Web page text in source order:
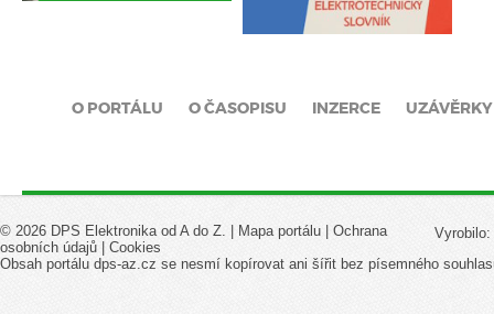
O PORTÁLU O ČASOPISU INZERCE UZÁVĚRKY
Vyrobilo:
© 2026 DPS Elektronika od A do Z. | Mapa portálu
Ochrana
osobních údajů
Cookies
Obsah portálu dps-az.cz se nesmí kopírovat ani šířit bez písemného